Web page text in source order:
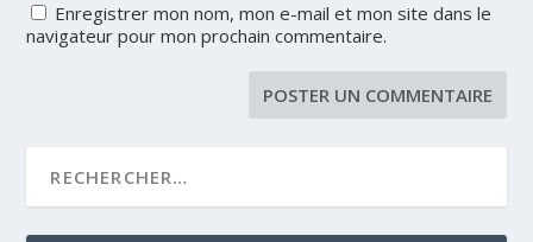
Enregistrer mon nom, mon e-mail et mon site dans le
navigateur pour mon prochain commentaire.